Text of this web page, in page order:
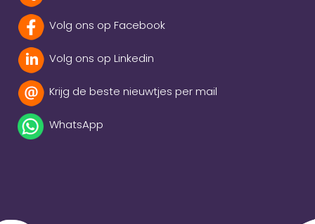
Volg ons op Facebook
Volg ons op Linkedin
Krijg de beste nieuwtjes per mail
WhatsApp